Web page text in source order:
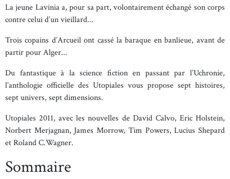
La jeune Lavinia a, pour sa part, volontairement échangé son corps
contre celui d’un vieillard...
Trois copains d’Arcueil ont cassé la baraque en banlieue, avant de
partir pour Alger...
Du fantastique à la science fiction en passant par l’Uchronie,
l’anthologie officielle des Utopiales vous propose sept histoires,
sept univers, sept dimensions.
Utopiales 2011, avec les nouvelles de David Calvo, Eric Holstein,
Norbert Merjagnan, James Morrow, Tim Powers, Lucius Shepard
et Roland C.Wagner.
Sommaire